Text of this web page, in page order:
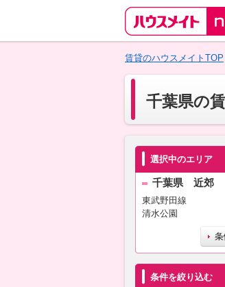
賃貸のハウスメイトTOP
千葉県の
選択中のエリア
千葉県 近郊
東武野田線
清水公園
条件を絞り込む